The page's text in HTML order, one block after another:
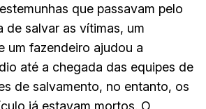
que passavam pelo
de salvar as vítimas, um
um fazendeiro ajudou a
até a chegada das equipes de
de salvamento, no entanto, os
já estavam mortos. O